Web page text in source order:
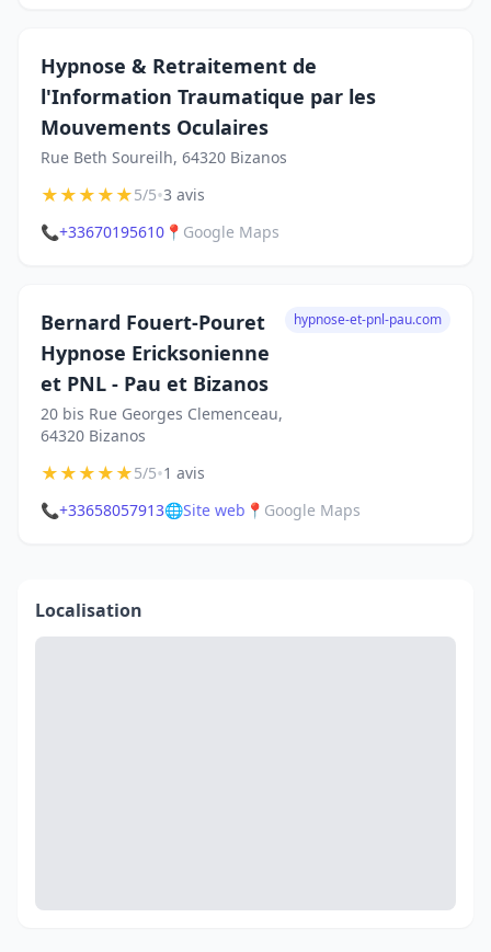
Hypnose & Retraitement de
l'Information Traumatique par les
Mouvements Oculaires
Rue Beth Soureilh, 64320 Bizanos
★★★★★5/5•3 avis
📞+33670195610 📍 Google Maps
Bernard Fouert-Pouret
Hypnose Ericksonienne
et PNL - Pau et Bizanos
20 bis Rue Georges Clemenceau,
64320 Bizanos
hypnose-et-pnl-pau.com
★★★★★5/5•1 avis
📞+33658057913🌐Site web 📍 Google Maps
Localisation